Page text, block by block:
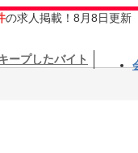
の求人掲載！8月8日更新
ープしたバイト